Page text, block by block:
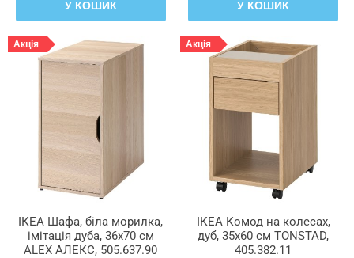
У КОШИК У КОШИК
Акція
ІКЕА Шафа, біла морилка,
імітація дуба, 36x70 см
ALEX АЛЕКС, 505.637.90
Акція
ІКЕА Комод на колесах,
дуб, 35x60 см TONSTAD,
405.382.11